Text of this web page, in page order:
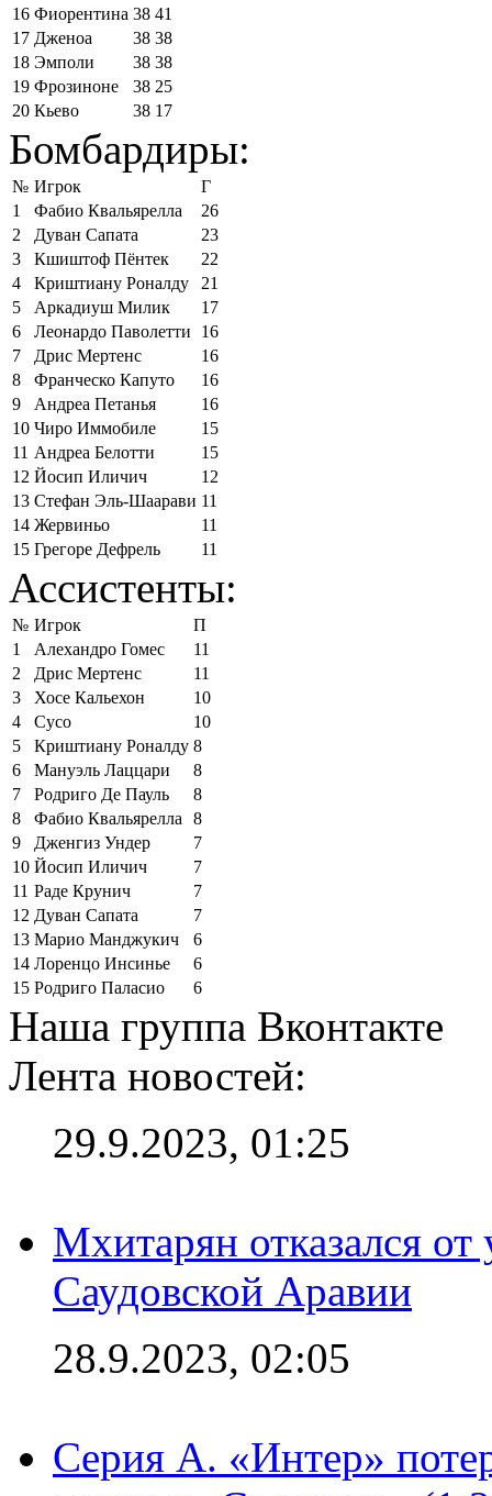
16 Фиорентина 38 41
17 Дженоа 38 38
18 Эмполи 38 38
19 Фрозиноне 38 25
20 Кьево 38 17
Бомбардиры:
№ Игрок
Г
1
Фабио Квальярелла
26
2
Дуван Сапата
23
3
Кшиштоф Пёнтек
22
4
Криштиану Роналду
21
5
Аркадиуш Милик
17
6
Леонардо Паволетти
16
7
Дрис Мертенс
16
8
Франческо Капуто
16
9
Андреа Петанья
16
10 Чиро Иммобиле
15
11 Андреа Белотти
15
12 Йосип Иличич
12
13 Стефан Эль-Шаарави 11
14 Жервиньо
11
15 Грегоре Дефрель 11
Ассистенты:
№ Игрок
П
1
Алехандро Гомес
11
2
Дрис Мертенс
11
3
Хосе Кальехон
10
4
Сусо
10
5
Криштиану Роналду 8
6
Мануэль Лаццари
8
7
Родриго Де Пауль
8
8
Фабио Квальярелла
8
9
Дженгиз Ундер
7
10 Йосип Иличич
7
11 Раде Крунич
7
12 Дуван Сапата
7
13 Марио Манджукич
6
14 Лоренцо Инсинье
6
15 Родриго Паласио 6
Наша группа Вконтакте
Лента новостей:
29.9.2023, 01:25
Мхитарян отказался от
Саудовской Аравии
28.9.2023, 02:05
Серия А. «Интер»